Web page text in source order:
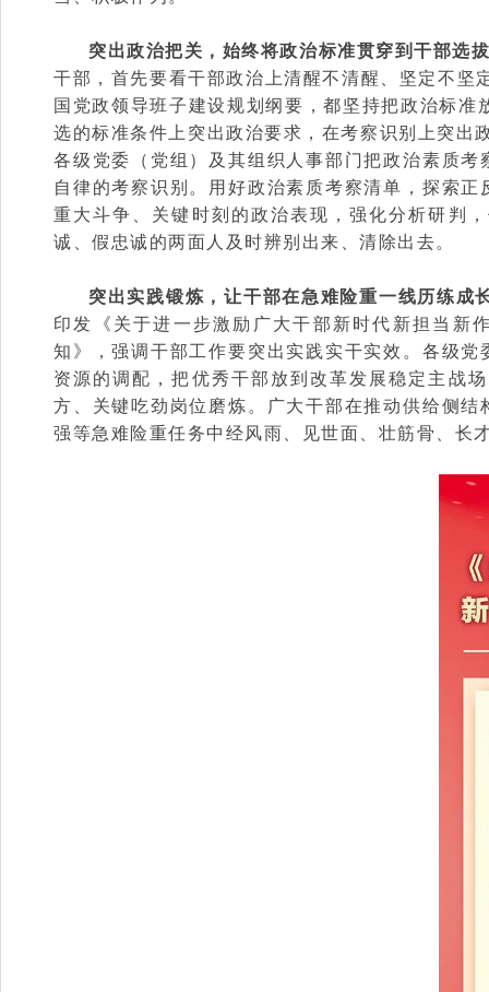
突出政治把关，始终将政治标准贯穿到干部选
干部，首先要看干部政治上清醒不清醒、坚定不
国党政领导班子建设规划纲要，都坚持把政治标
选的标准条件上突出政治要求，在考察识别上突出
各级党委（党组）及其组织人事部门把政治素质
自律的考察识别。用好政治素质考察清单，探索
重大斗争、关键时刻的政治表现，强化分析研判
诚、假忠诚的两面人及时辨别出来、清除出去。
突出实践锻炼，让干部在急难险重一线历练成
印发《关于进一步激励广大干部新时代新担当新
知》，强调干部工作要突出实践实干实效。各级
资源的调配，把优秀干部放到改革发展稳定主战
方、关键吃劲岗位磨炼。广大干部在推动供给侧
强等急难险重任务中经风雨、见世面、壮筋骨、长